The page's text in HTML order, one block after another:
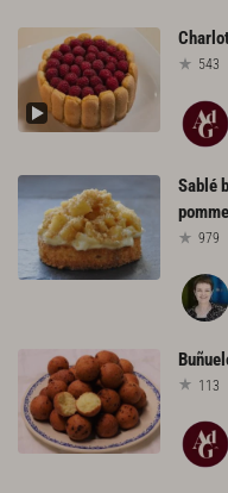
543
Sablé
979
113